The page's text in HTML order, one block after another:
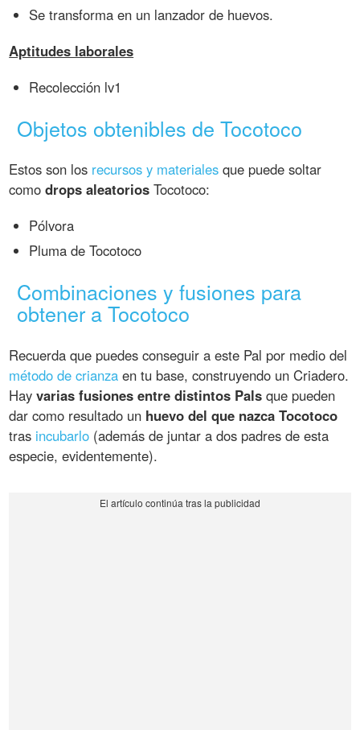
Se transforma en un lanzador de huevos.
Aptitudes laborales
Recolección lv1
Objetos obtenibles de Tocotoco
Estos son los recursos y materiales que puede soltar
comodrops aleatorios Tocotoco:
Pólvora
Pluma de Tocotoco
Combinaciones y fusiones para
obtener a Tocotoco
Recuerda que puedes conseguir a este Pal por medio del
método de crianza en tu base, construyendo un Criadero.
Hayvarias fusiones entre distintos Pals que pueden
dar como resultado un huevo del que nazca Tocotoco
tras incubarlo (además de juntar a dos padres de esta
especie, evidentemente).